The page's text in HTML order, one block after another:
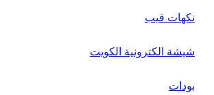
نكهات فيب
شيشة الكترونية الكويت
بودات